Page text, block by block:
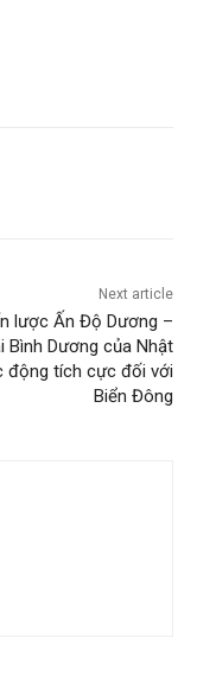
Next article
lược Ấn Độ Dương –
Bình Dương của Nhật
động tích cực đối với
Biển Đông